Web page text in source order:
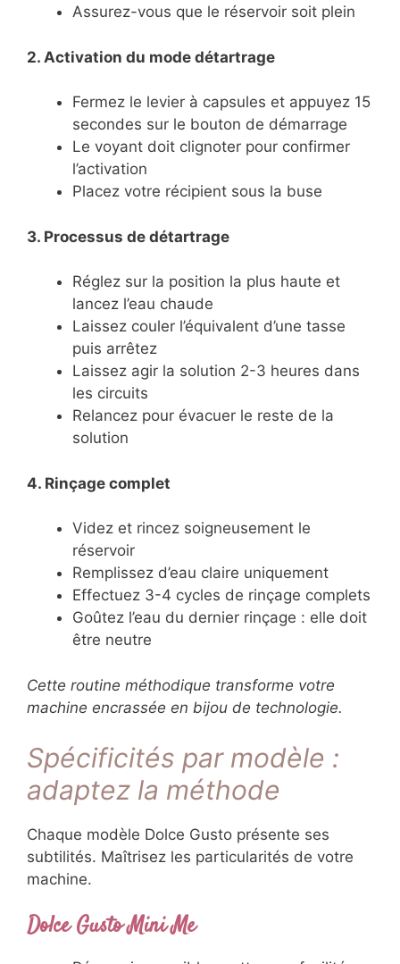
Assurez-vous que le réservoir soit plein
2. Activation du mode détartrage
Fermez le levier à capsules et appuyez 15
secondes sur le bouton de démarrage
Le voyant doit clignoter pour confirmer
l’activation
Placez votre récipient sous la buse
3. Processus de détartrage
Réglez sur la position la plus haute et
lancez l’eau chaude
Laissez couler l’équivalent d’une tasse
puis arrêtez
Laissez agir la solution 2-3 heures dans
les circuits
Relancez pour évacuer le reste de la
solution
4. Rinçage complet
Videz et rincez soigneusement le
réservoir
Remplissez d’eau claire uniquement
Effectuez 3-4 cycles de rinçage complets
Goûtez l’eau du dernier rinçage : elle doit
être neutre
Cette routine méthodique transforme votre
machine encrassée en bijou de technologie.
Spécificités par modèle :
adaptez la méthode
Chaque modèle Dolce Gusto présente ses
subtilités. Maîtrisez les particularités de votre
machine.
Dolce Gusto Mini Me